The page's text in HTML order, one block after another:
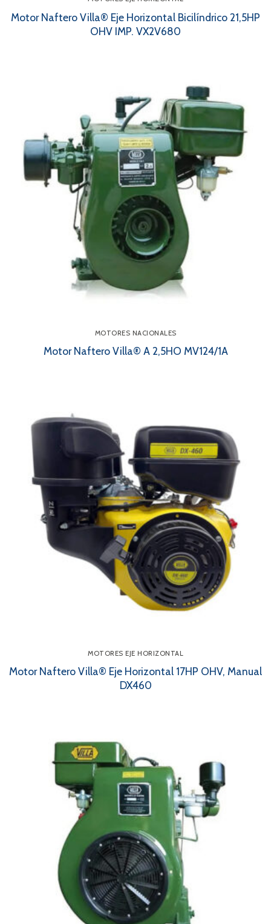
Motor Naftero Villa® Eje Horizontal Bicilíndrico 21,5HP
OHV IMP. VX2V680
MOTORES NACIONALES
Motor Naftero Villa® A 2,5HO MV124/1A
MOTORES EJE HORIZONTAL
Motor Naftero Villa® Eje Horizontal 17HP OHV, Manual
DX460